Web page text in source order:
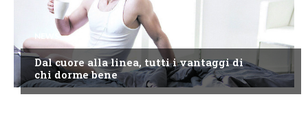
Dal cuore alla linea, tutti i vantaggi di
chi dorme bene